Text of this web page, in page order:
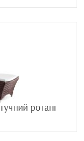
ротанг